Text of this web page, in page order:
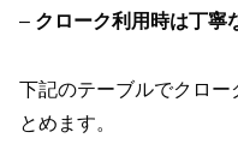
– クローク利用時は丁寧
下記のテーブルでクロー
とめます。